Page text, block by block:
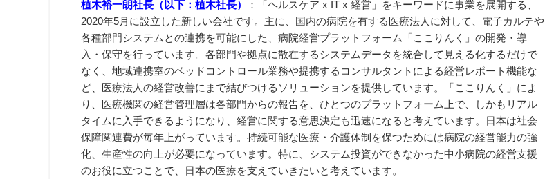
植木裕一朗社長（以下：植木社長）
：「ヘルスケア x IT x 経営」をキーワードに事業を展開する、
2020年5月に設立した新しい会社です。主に、国内の病院を有する医療法人に対して、電子カルテや
各種部門システムとの連携を可能にした、病院経営プラットフォーム「ここりんく」の開発・導
入・保守を行っています。各部門や拠点に散在するシステムデータを統合して見える化するだけで
なく、地域連携室のベッドコントロール業務や提携するコンサルタントによる経営レポート機能な
ど、医療法人の経営改善にまで結びつけるソリューションを提供しています。「ここりんく」によ
り、医療機関の経営管理層は各部門からの報告を、ひとつのプラットフォーム上で、しかもリアル
タイムに入手できるようになり、経営に関する意思決定も迅速になると考えています。日本は社会
保障関連費が毎年上がっています。持続可能な医療・介護体制を保つためには病院の経営能力の強
化、生産性の向上が必要になっています。特に、システム投資ができなかった中小病院の経営支援
のお役に立つことで、日本の医療を支えていきたいと考えています。